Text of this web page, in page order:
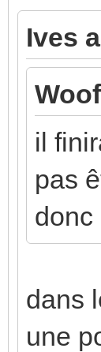
Ives
il
pas
donc
dans
une